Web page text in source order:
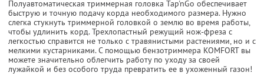
Полуавтоматическая триммерная головка Tap'nGo обеспечивает
быструю и точную подачу корда необходимого размера. Нужно
слегка стукнуть триммерной головкой о землю во время работы,
чтобы удлинить корд. Трехлопастный режущий нож-фреза с
легкостью справится не только с травянистыми растениями, но и с
мелкими кустарниками. С помощью бензотриммера KOMFORT вы
можете значительно облегчить работу по уходу за своей
лужайкой и без особого труда превратить ее в ухоженный газон!